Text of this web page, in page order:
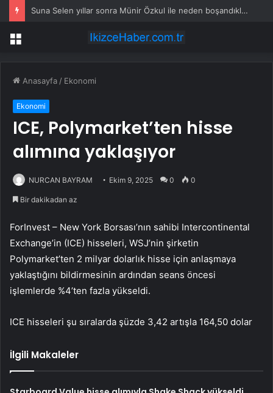
Suna Selen yıllar sonra Münir Özkul ile neden boşandıklarını anlattı: Taze kana ihtiyacım var dedi
Menü
Anasayfa / Ekonomi
Ekonomi
ICE, Polymarket’ten hisse
alımına yaklaşıyor
NURCAN BAYRAM Ekim 9, 2025 0 0
Bir dakikadan az
ForInvest – New York Borsası’nın sahibi Intercontinental
Exchange’in (ICE) hisseleri, WSJ’nin şirketin
Polymarket’ten 2 milyar dolarlık hisse için anlaşmaya
yaklaştığını bildirmesinin ardından seans öncesi
işlemlerde %4’ten fazla yükseldi.
ICE hisseleri şu sıralarda şüzde 3,42 artışla 164,50 dolar
İlgili Makaleler